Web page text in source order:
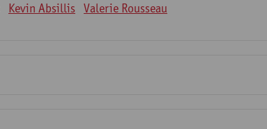
Kevin Absillis Valerie Rousseau